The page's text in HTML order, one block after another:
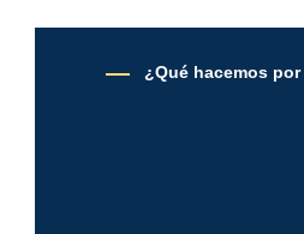
¿Qué hacemos